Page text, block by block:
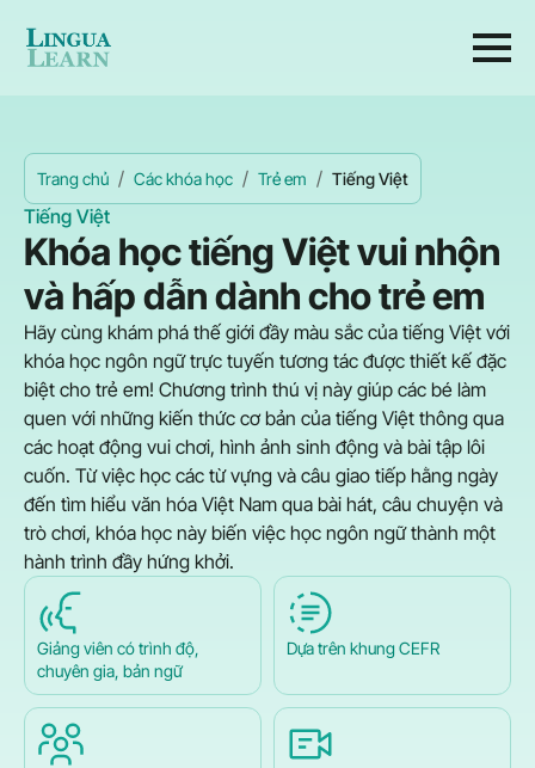
Trang chủ Các khóa học Trẻ em Tiếng Việt
Tiếng Việt
Khóa học tiếng Việt vui nhộn
và hấp dẫn dành cho trẻ em
Hãy cùng khám phá thế giới đầy màu sắc của tiếng Việt với
khóa học ngôn ngữ trực tuyến tương tác được thiết kế đặc
biệt cho trẻ em! Chương trình thú vị này giúp các bé làm
quen với những kiến thức cơ bản của tiếng Việt thông qua
các hoạt động vui chơi, hình ảnh sinh động và bài tập lôi
cuốn. Từ việc học các từ vựng và câu giao tiếp hằng ngày
đến tìm hiểu văn hóa Việt Nam qua bài hát, câu chuyện và
trò chơi, khóa học này biến việc học ngôn ngữ thành một
hành trình đầy hứng khởi.
Giảng viên có trình độ,
chuyên gia, bản ngữ
Dựa trên khung CEFR